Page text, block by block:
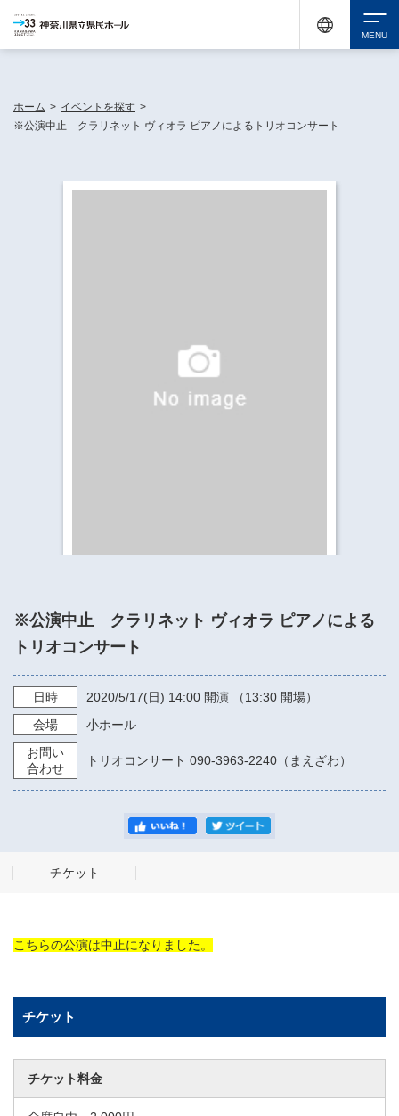
ホーム > イベントを探す >
※公演中止 クラリネット ヴィオラ ピアノによるトリオコンサート
※公演中止 クラリネット ヴィオラ ピアノによる
トリオコンサート
日時 2020/5/17(日) 14:00 開演 （13:30 開場）
会場
小ホール
お問い
合わせ
トリオコンサート 090-3963-2240（まえざわ）
チケット
こちらの公演は中止になりました。
チケット
チケット料金